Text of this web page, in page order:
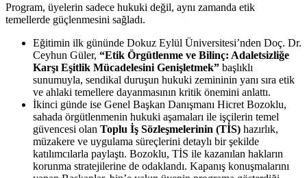
Program, üyelerin sadece hukuki değil, aynı zamanda etik
temellerde güçlenmesini sağladı.
Eğitimin ilk gününde Dokuz Eylül Üniversitesi’nden Doç. Dr.
Ceyhun Güler, “Etik Örgütlenme ve Bilinç: Adaletsizliğe
Karşı Eşitlik Mücadelesini Genişletmek” başlıklı
sunumuyla, sendikal duruşun hukuki zemininin yanı sıra etik
ve ahlaki temellere dayanmasının kritik önemini anlattı.
İkinci günde ise Genel Başkan Danışmanı Hicret Bozoklu,
sahada örgütlenmenin hukuki aşamaları ile işçilerin temel
güvencesi olan Toplu İş Sözleşmelerinin (TİS) hazırlık,
müzakere ve uygulama süreçlerini detaylı bir şekilde
katılımcılarla paylaştı. Bozoklu, TİS ile kazanılan hakların
korunma stratejilerine de odaklandı. Kapanış konuşmalarını